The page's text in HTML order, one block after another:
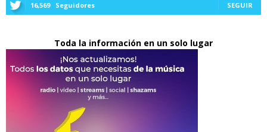
16,569 Seguidores SEGUIR
Toda la información en un solo lugar